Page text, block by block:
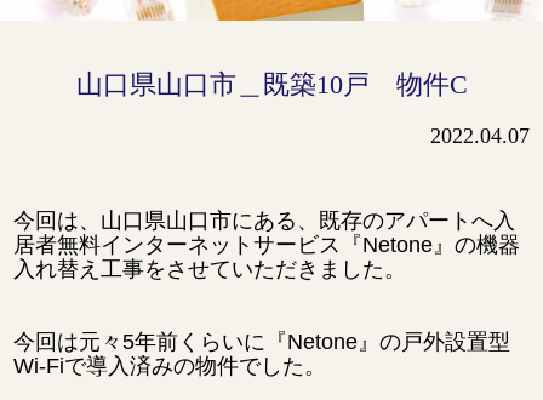
山口県山口市＿既築10戸 物件C
2022.04.07
今回は、山口県山口市にある、既存のアパートへ入
居者無料インターネットサービス『Netone』の機器
入れ替え工事をさせていただきました。
今回は元々5年前くらいに『Netone』の戸外設置型
Wi-Fiで導入済みの物件でした。